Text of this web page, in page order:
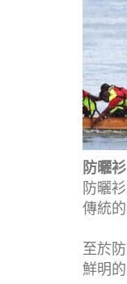
防曬衫
防曬
傳統
至於
鮮明